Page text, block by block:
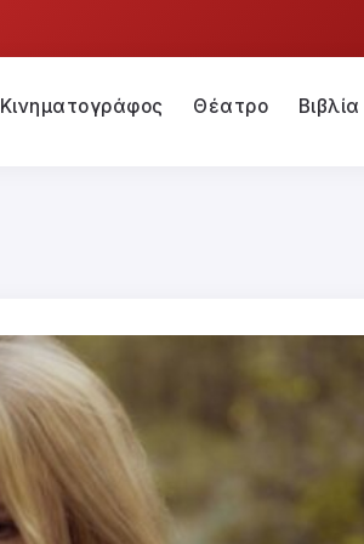
Κινηματογράφος Θέατρο Βιβλία